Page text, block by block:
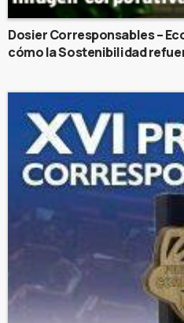
Dosier Corresponsables –
cómo la Sostenibilidad